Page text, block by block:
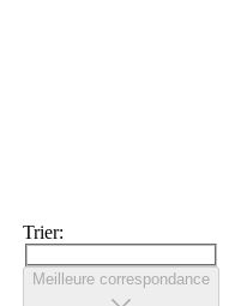
Trier:
Meilleure correspondance